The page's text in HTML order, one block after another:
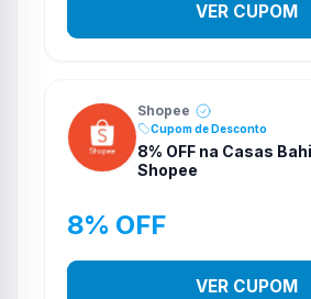
VER CUPOM
Shopee
Cupom de Desconto
8% OFF na Casas
Shopee
8% OFF
VER CUPOM